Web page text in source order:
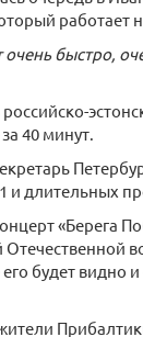
работает
очень быстро,
40 минут.
и длительных
«Берега
будет видно